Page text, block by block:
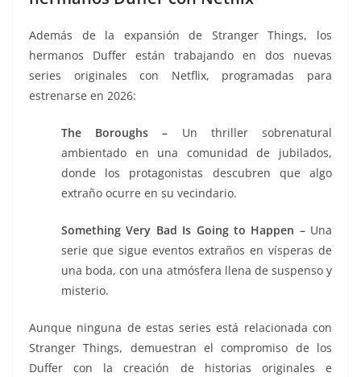
Además de la expansión de Stranger Things, los
hermanos Duffer están trabajando en dos nuevas
series originales con Netflix, programadas para
estrenarse en 2026:
The Boroughs – Un thriller sobrenatural
ambientado en una comunidad de jubilados,
donde los protagonistas descubren que algo
extraño ocurre en su vecindario.
Something Very Bad Is Going to Happen –Una
serie que sigue eventos extraños en vísperas de
una boda, con una atmósfera llena de suspenso y
misterio.
Aunque ninguna de estas series está relacionada con
Stranger Things, demuestran el compromiso de los
Duffer con la creación de historias originales e